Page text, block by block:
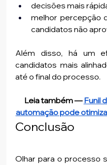
decisões mais
melhor percepção
candidatos não
Além disso, há um
candidatos mais
até o final do processo.
Leia também — Funil
automação pode
Conclusão
Olhar para o processo